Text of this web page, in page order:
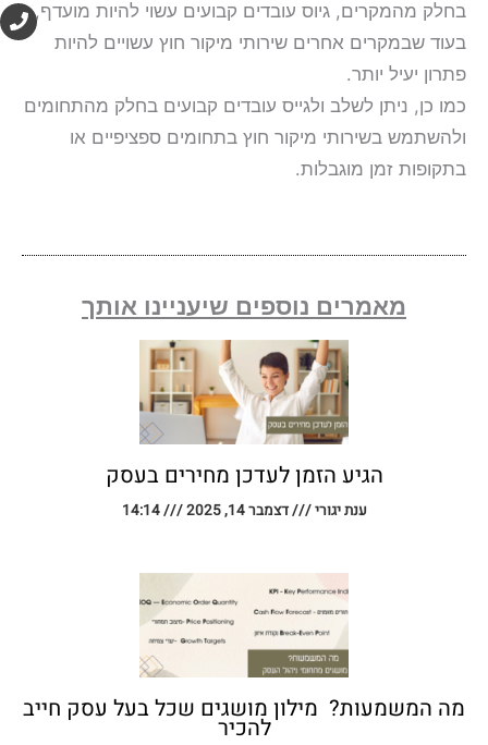
בחלק מהמקרים, גיוס עובדים קבועים עשוי להיות מועדף,
בעוד שבמקרים אחרים שירותי מיקור חוץ עשויים להיות
פתרון יעיל יותר.
כמו כן, ניתן לשלב ולגייס עובדים קבועים בחלק מהתחומים
ולהשתמש בשירותי מיקור חוץ בתחומים ספציפיים או
בתקופות זמן מוגבלות.
מאמרים נוספים שיעניינו אותך
הגיע הזמן לעדכן מחירים בעסק
ענת יגורי דצמבר 14, 2025 14:14
מה המשמעות? מילון מושגים שכל בעל עסק חייב
להכיר
P
h
o